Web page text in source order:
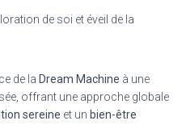
de soi et éveil de la
de la Dream Machine à une
offrant une approche globale
sereine et un bien-être